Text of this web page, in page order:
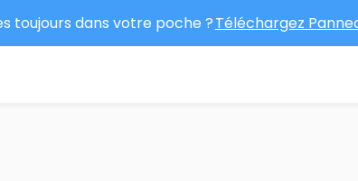
toujours dans votre poche ?Téléchargez